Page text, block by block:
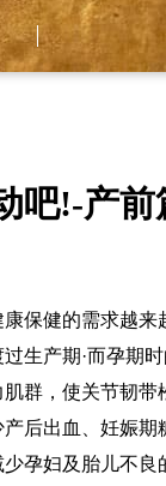
吧!-产前
保健的需求越来
生产期·而孕期
群，使关节韧带
后出血、妊娠期
孕妇及胎儿不良